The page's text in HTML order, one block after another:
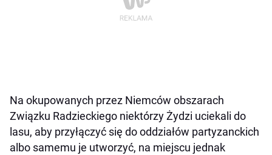
Na okupowanych przez Niemców obszarach
Związku Radzieckiego niektórzy Żydzi uciekali do
lasu, aby przyłączyć się do oddziałów partyzanckich
albo samemu je utworzyć, na miejscu jednak